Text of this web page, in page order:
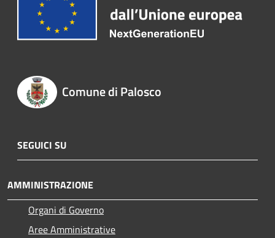
Comune di Palosco
SEGUICI SU
AMMINISTRAZIONE
Organi di Governo
Aree Amministrative